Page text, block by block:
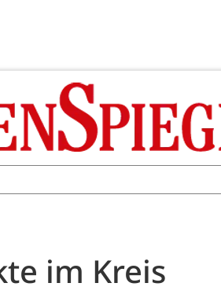
im Kreis